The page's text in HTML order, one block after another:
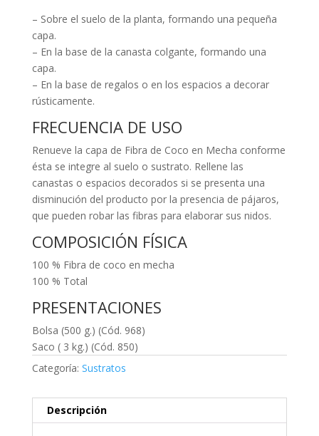
– Sobre el suelo de la planta, formando una pequeña
capa.
– En la base de la canasta colgante, formando una
capa.
– En la base de regalos o en los espacios a decorar
rústicamente.
FRECUENCIA DE USO
Renueve la capa de Fibra de Coco en Mecha conforme
ésta se integre al suelo o sustrato. Rellene las
canastas o espacios decorados si se presenta una
disminución del producto por la presencia de pájaros,
que pueden robar las fibras para elaborar sus nidos.
COMPOSICIÓN FÍSICA
100 % Fibra de coco en mecha
100 % Total
PRESENTACIONES
Bolsa (500 g.) (Cód. 968)
Saco ( 3 kg.) (Cód. 850)
Categoría: Sustratos
Descripción